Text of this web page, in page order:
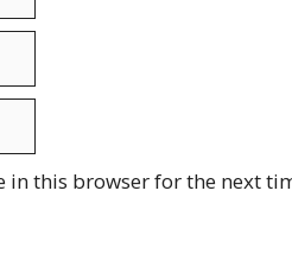
in this browser for the next